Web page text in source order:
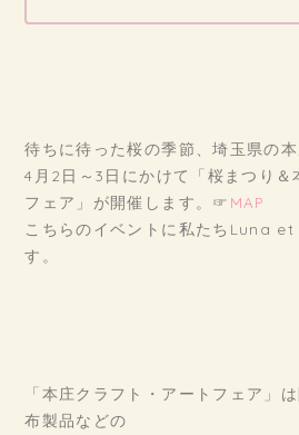
待ちに待った桜の季節、埼玉県の
4月2日～3日にかけて「桜まつり＆
フェア」が開催します。☞ MAP
こちらのイベントに私たちLuna
す。
「本庄クラフト・アートフェア」
布製品などの